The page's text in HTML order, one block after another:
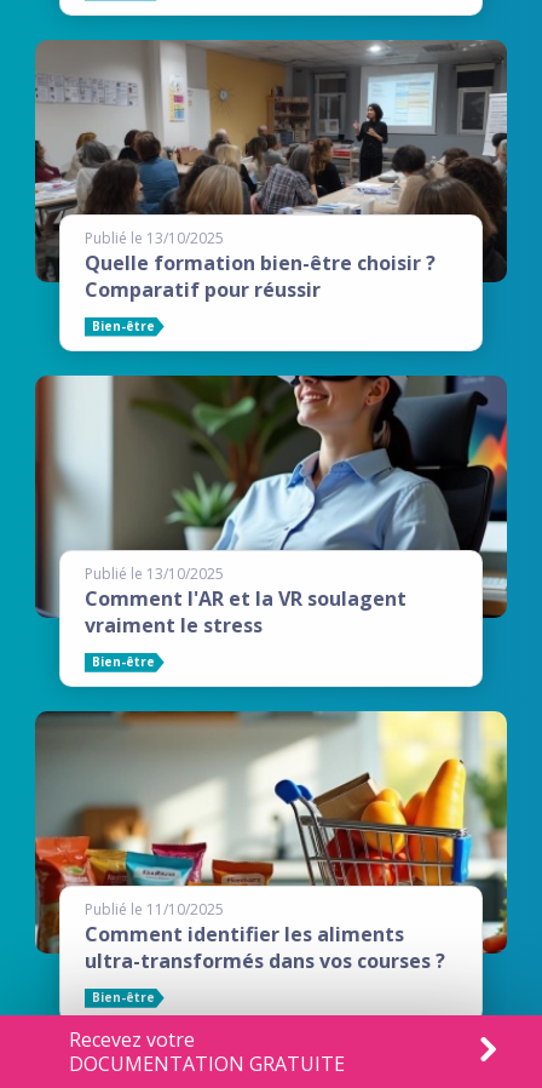
Publié le 13/10/2025
Quelle formation bien-être choisir ?
Comparatif pour réussir
Bien-être
Publié le 13/10/2025
Comment l'AR et la VR soulagent
vraiment le stress
Bien-être
Publié le 11/10/2025
Comment identifier les aliments
ultra-transformés dans vos courses ?
Bien-être
Recevez votre
DOCUMENTATION GRATUITE